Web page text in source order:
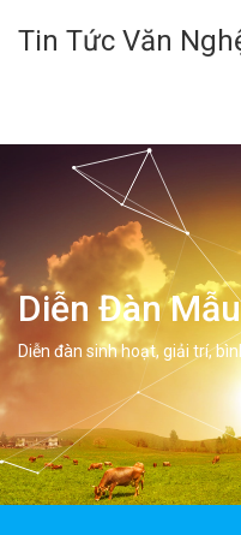
Tin Tức Văn
Diễn Đàn
Diễn đàn sinh hoạt, giải trí,